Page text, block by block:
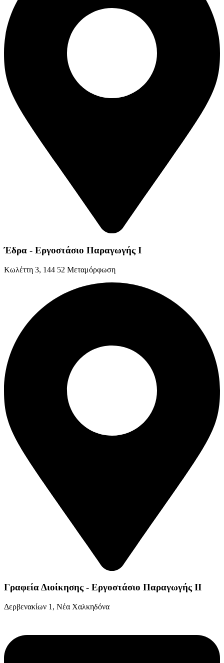
Έδρα - Εργοστάσιο Παραγωγής Ι
Kωλέττη 3, 144 52 Μεταμόρφωση
Γραφεία Διοίκησης - Εργοστάσιο Παραγωγής ΙΙ
Δερβενακίων 1, Νέα Χαλκηδόνα